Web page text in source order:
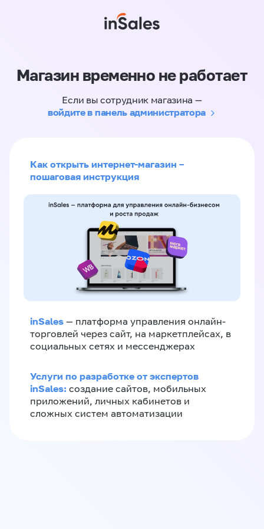
Магазин временно не работает
Если вы сотрудник магазина —
войдите в панель администратора
Как открыть интернет-магазин –
пошаговая инструкция
inSales — платформа управления онлайн-
торговлей через сайт, на маркетплейсах, в
социальных сетях и мессенджерах
Услуги по разработке от экспертов
inSales: создание сайтов, мобильных
приложений, личных кабинетов и
сложных систем автоматизации